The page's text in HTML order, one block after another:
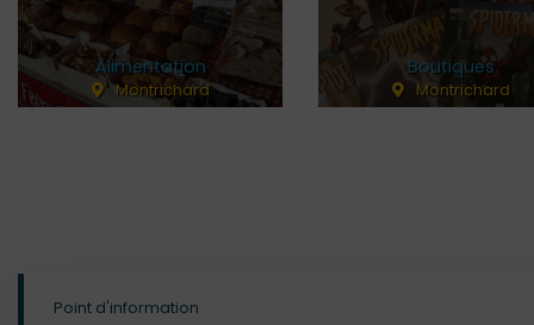
Alimentation
Montrichard
Boutiques
Montrichard
Point d'information